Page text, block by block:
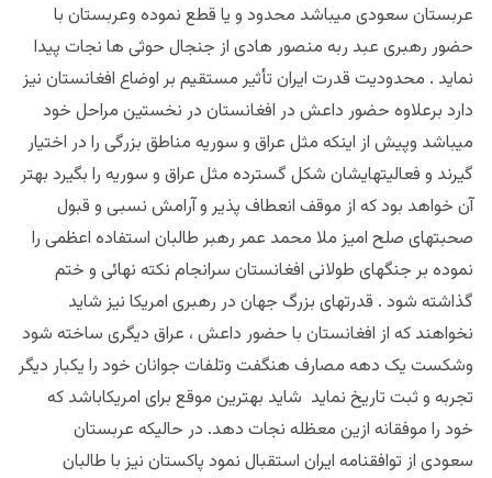
عربستان سعودی میباشد محدود و یا قطع نموده وعربستان با
حضور رهبری عبد ربه منصور هادی از جنجال حوثی ها نجات پیدا
نماید . محدودیت قدرت ایران تأثیر مستقیم بر اوضاع افغانستان نیز
دارد برعلاوه حضور داعش در افغانستان در نخستین مراحل خود
میباشد وپیش از اینکه مثل عراق و سوریه مناطق بزرگی را در اختیار
گیرند و فعالیتهایشان شکل گسترده مثل عراق و سوریه را بگیرد بهتر
آن خواهد بود که از موقف انعطاف پذیر و آرامش نسبی و قبول
صحبتهای صلح امیز ملا محمد عمر رهبر طالبان استفاده اعظمی را
نموده بر جنگهای طولانی افغانستان سرانجام نکته نهائی و ختم
گذاشته شود . قدرتهای بزرگ جهان در رهبری امریکا نیز شاید
نخواهند که از افغانستان با حضور داعش ، عراق دیگری ساخته شود
وشکست یک دهه مصارف هنگفت وتلفات جوانان خود را یکبار دیگر
تجربه و ثبت تاریخ نماید شاید بهترین موقع برای امریکاباشد که
خود را موفقانه ازین معظله نجات دهد. در حالیکه عربستان
سعودی از توافقنامه ایران استقبال نمود پاکستان نیز با طالبان